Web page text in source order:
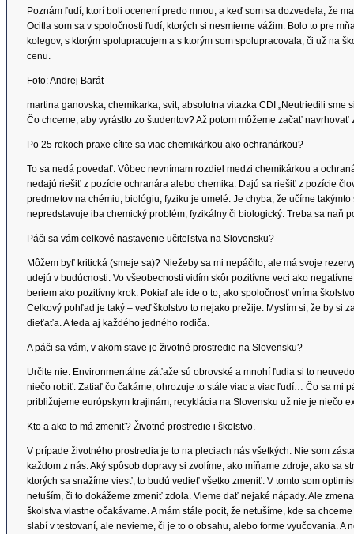
Poznám ľudí, ktorí boli ocenení predo mnou, a keď som sa dozvedela, že
Ocitla som sa v spoločnosti ľudí, ktorých si nesmierne vážim. Bolo to pre
kolegov, s ktorým spolupracujem a s ktorým som spolupracovala, či už na
cenu.
Foto: Andrej Barát
martina ganovska, chemikarka, svit, absolutna vitazka CDI „Neutriedili
Čo chceme, aby vyrástlo zo študentov? Až potom môžeme začať navrhovať
Po 25 rokoch praxe cítite sa viac chemikárkou ako ochranárkou?
To sa nedá povedať. Vôbec nevnímam rozdiel medzi chemikárkou a
nedajú riešiť z pozície ochranára alebo chemika. Dajú sa riešiť z pozície
predmetov na chémiu, biológiu, fyziku je umelé. Je chyba, že učíme
nepredstavuje iba chemický problém, fyzikálny či biologický. Treba sa naň
Páči sa vám celkové nastavenie učiteľstva na Slovensku?
Môžem byť kritická (smeje sa)? Niežeby sa mi nepáčilo, ale má svoje
udejú v budúcnosti. Vo všeobecnosti vidím skôr pozitívne veci ako
beriem ako pozitívny krok. Pokiaľ ale ide o to, ako spoločnosť vníma
Celkový pohľad je taký – veď školstvo to nejako prežije. Myslím si, že by si
dieťaťa. A teda aj každého jedného rodiča.
A páči sa vám, v akom stave je životné prostredie na Slovensku?
Určite nie. Environmentálne záťaže sú obrovské a mnohí ľudia si to
niečo robiť. Zatiaľ čo čakáme, ohrozuje to stále viac a viac ľudí… Čo sa mi
približujeme európskym krajinám, recyklácia na Slovensku už nie je niečo
Kto a ako to má zmeniť? Životné prostredie i školstvo.
V prípade životného prostredia je to na pleciach nás všetkých. Nie som
každom z nás. Aký spôsob dopravy si zvolíme, ako míňame zdroje, ako sa
ktorých sa snažíme viesť, to budú vedieť všetko zmeniť. V tomto som
netuším, či to dokážeme zmeniť zdola. Vieme dať nejaké nápady. Ale
školstva vlastne očakávame. A mám stále pocit, že netušíme, kde sa
slabí v testovaní, ale nevieme, či je to o obsahu, alebo forme vyučovania.